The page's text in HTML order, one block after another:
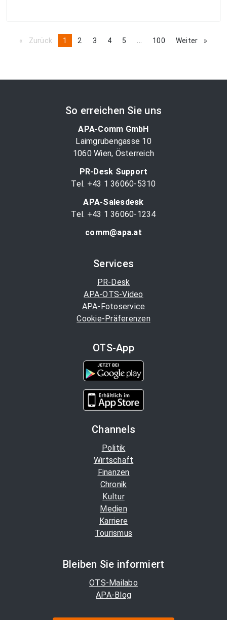
Zurück pageYou're
1 page
2 page
3 page
4 page
5 pagepage
100 Weiter page
So erreichen Sie uns
APA-Comm GmbH
Laimgrubengasse 10
1060 Wien, Österreich
PR-Desk Support
Tel. +43 1 36060-5310
APA-Salesdesk
Tel. +43 1 36060-1234
comm@apa.at
Services
PR-Desk
APA-OTS-Video
APA-Fotoservice
Cookie-Präferenzen
OTS-App
Channels
Politik
Wirtschaft
Finanzen
Chronik
Kultur
Medien
Karriere
Tourismus
Bleiben Sie informiert
OTS-Mailabo
APA-Blog